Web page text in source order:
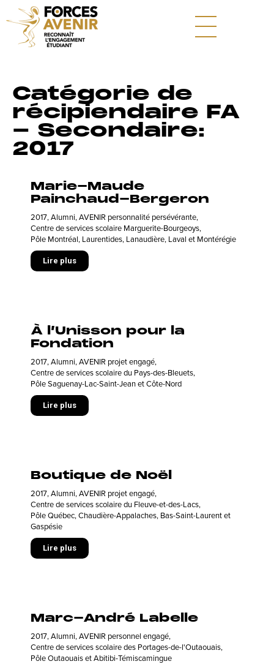
Catégorie de
récipiendaire FA
- Secondaire:
2017
Marie-Maude
Painchaud-Bergeron
2017,Alumni,AVENIR personnalité persévérante,
Centre de services scolaire Marguerite-Bourgeoys,
Pôle Montréal, Laurentides, Lanaudière, Laval et Montérégie
Lire plus
À l’Unisson pour la
Fondation
2017,Alumni,AVENIR projet engagé,
Centre de services scolaire du Pays-des-Bleuets,
Pôle Saguenay-Lac-Saint-Jean et Côte-Nord
Lire plus
Boutique de Noël
2017,Alumni,AVENIR projet engagé,
Centre de services scolaire du Fleuve-et-des-Lacs,
Pôle Québec, Chaudière-Appalaches, Bas-Saint-Laurent et
Gaspésie
Lire plus
Marc-André Labelle
2017,Alumni,AVENIR personnel engagé,
Centre de services scolaire des Portages-de-l'Outaouais,
Pôle Outaouais et Abitibi-Témiscamingue